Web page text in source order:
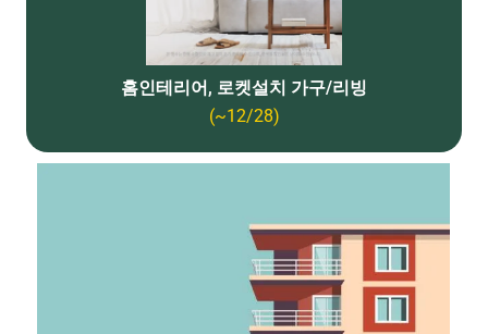
홈인테리어, 로켓설치 가구/리빙
(~12/28)